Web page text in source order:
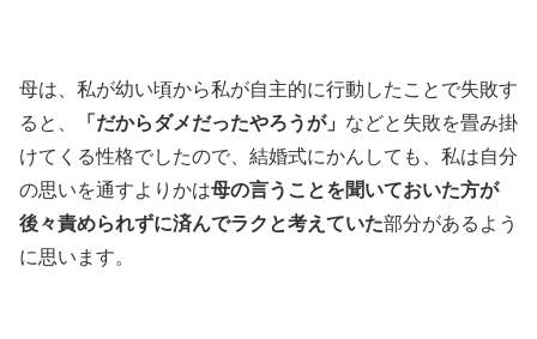
母は、私が幼い頃から私が自主的に行動したことで失敗す
ると、
「だからダメだったやろうが」 などと失敗を畳み掛
けてくる性格でしたので、結婚式にかんしても、私は自分
の思いを通すよりかは母の言うことを聞いておいた方が
後々責められずに済んでラクと考えていた部分があるよう
に思います。